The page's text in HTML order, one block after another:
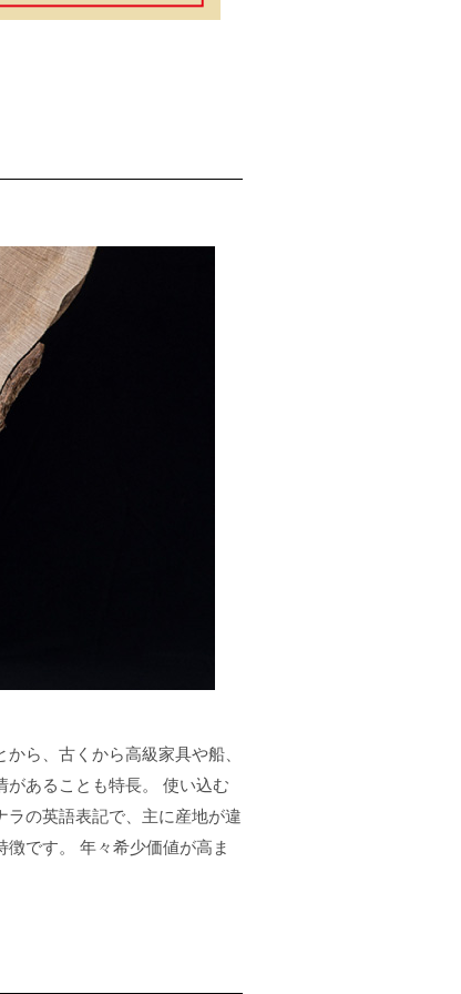
ら、古くから高級家具や船、
あることも特長。 使い込む
の英語表記で、主に産地が違
です。 年々希少価値が高ま